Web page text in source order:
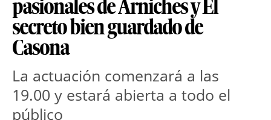
pasionales de Arniches y El
secreto bien guardado de
Casona
La actuación comenzará a las
19.00 y estará abierta a todo el
público